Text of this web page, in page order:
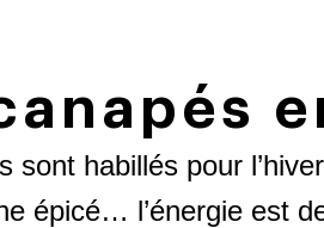
sont habillés pour
épicé… l’énergie est